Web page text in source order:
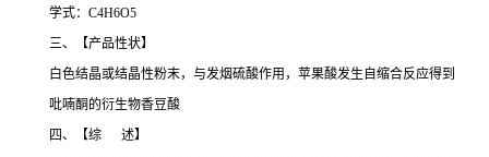
学式：C4H6O5
三、【产品性状】
白色结晶或结晶性粉末，与发烟硫酸作用，苹果酸发生自缩合反应得到
吡喃酮的衍生物香豆酸
四、【综 述】